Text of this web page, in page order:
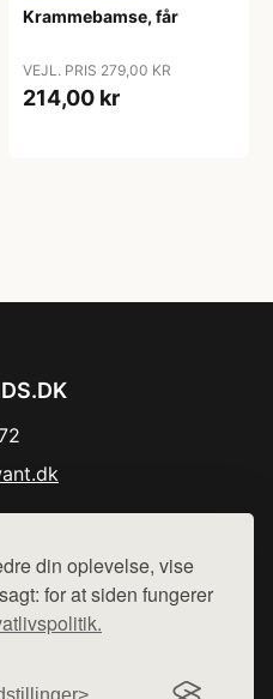
din oplevelse, vise
for at siden fungerer
Krammebamse, får
VEJL. PRIS 279,00 KR
214,00 kr
- vi henviser til de shops,